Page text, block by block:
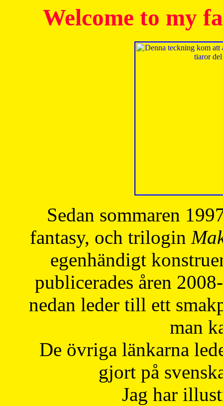
Welcome to my
Sedan sommaren
fantasy, och trilogin
egenhändigt
publicerades åren
nedan leder till ett
man
De övriga länkarna
gjort på
Jag har